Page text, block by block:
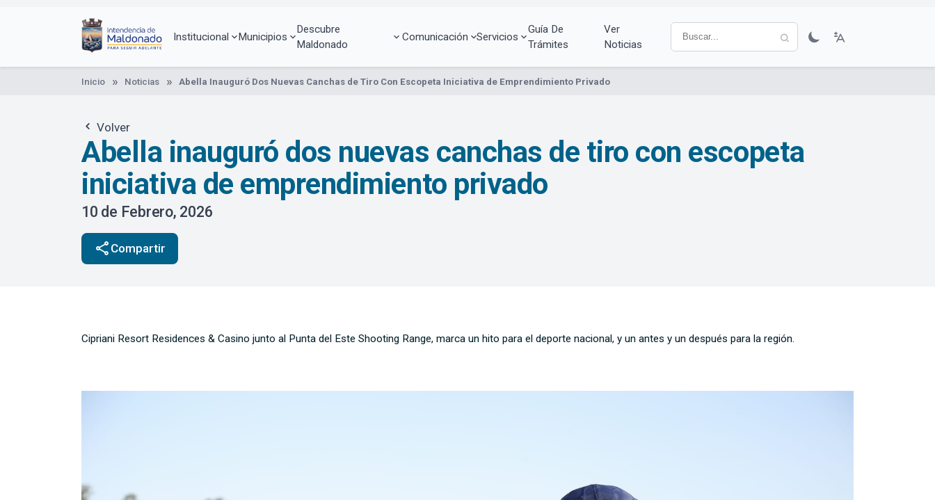
Institucional Municipios
Descubre
Maldonado
Comunicación Servicios
Guía De
Trámites
Ver
Noticias
Inicio Noticias Abella Inauguró Dos Nuevas Canchas de Tiro Con Escopeta Iniciativa de Emprendimiento Privado
Volver
Abella inauguró dos nuevas canchas de tiro con escopeta
iniciativa de emprendimiento privado
10 de Febrero, 2026
share Compartir
Cipriani Resort Residences & Casino junto al Punta del Este Shooting Range, marca un hito para el deporte nacional, y un antes y un después para la región.